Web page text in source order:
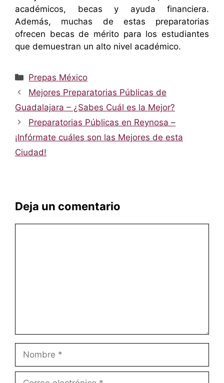
académicos, becas y ayuda financiera.
Además, muchas de estas preparatorias
ofrecen becas de mérito para los estudiantes
que demuestran un alto nivel académico.
Categorías
Prepas México
Mejores Preparatorias Públicas de
Guadalajara – ¿Sabes Cuál es la Mejor?
Preparatorias Públicas en Reynosa –
¡Infórmate cuáles son las Mejores de esta
Ciudad!
Deja un comentario
Nombre
Correo